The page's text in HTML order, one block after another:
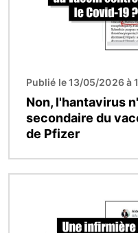
Publié le 13/05/2026 à
Non, l'hantavirus
secondaire du
de Pfizer